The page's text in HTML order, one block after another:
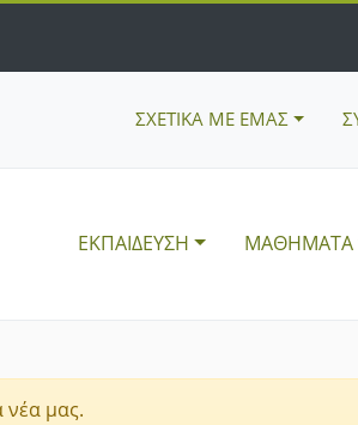
ΣΧΕΤΙΚΑ ΜΕ ΕΜΑΣ
ΕΚΠΑΙΔΕΥΣΗ ΜΑΘΗΜΑΤΑ
νέα μας.